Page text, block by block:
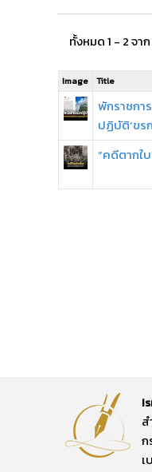
ทั้งหมด 1 - 2 จา
Image Title
พักราชกา
ปฏิบัติ‘ขร
“คดีตากใ
ก